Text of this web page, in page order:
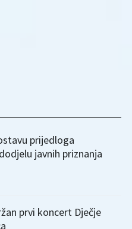
prijedloga
javnih priznanja
prvi koncert Dječje